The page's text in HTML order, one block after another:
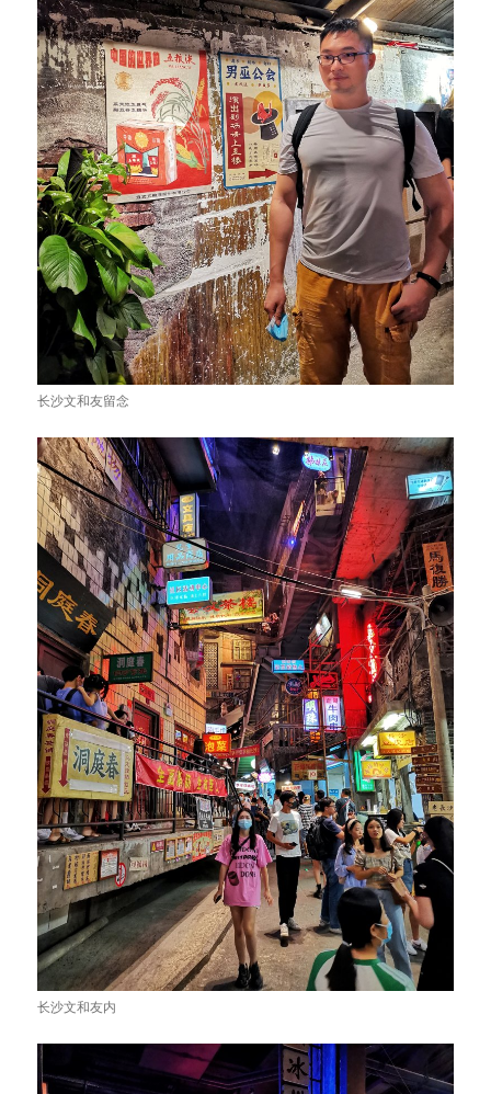
长沙文和友留念
长沙文和友内